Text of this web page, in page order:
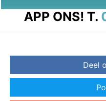
APP ONS! T.
Deel